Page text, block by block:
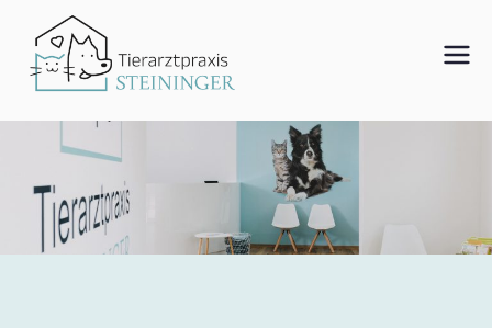
Inhalt
springen
Tierar
ztpraxi
s